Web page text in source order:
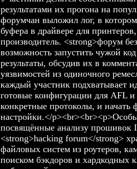
результатами их прогона на
форумчан выложил лог, в
буфера в драйвере для
производитель. <strong>форум
возможность запустить чужой
результаты, обсудив их в
уязвимостей из одиночного
каждый участник подхватывает
готовые конфигурации для AFL
конкретные протоколы, и начать
настройки.</
посвящённые анализу прошивок
<strong>hacking forum</strong>
файловых систем из роутеров,
поиском бэкдоров и хардкодных